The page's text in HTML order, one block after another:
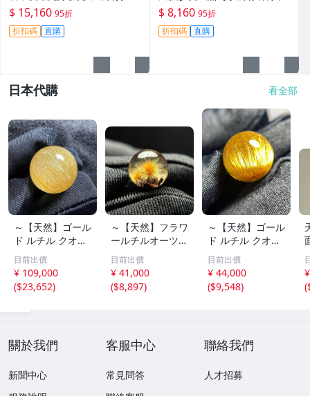
手鐲或掛件 #翡翠 #冰種翡翠
#A貨翡翠
$ 15,160 95折
折扣碼 直購
取牌子 天然A貨緬甸翡翠原石
7斤白臘沙皮晴底肉質細潤 7斤
木那天然A貨緬甸翡翠原石 白
$ 8,160 95折
折扣碼 直購
日本代購 看全部
～【天然】ゴール
ド ルチル クオー
ツ 丸玉 18.2mm
8.5g
目前出價
¥ 109,000
($23,652)
～【天然】フラワ
ールチルオーツ
丸玉 10.5mm 1.6
g
目前出價
¥ 41,000
($8,897)
～【天然】ゴール
ド ルチル クオー
ツ 丸玉 13.7mm
3.7g
目前出價
¥ 44,000
($9,548)
(
關於我們
新聞中心
客服中心
常見問答
聯絡我們
人才招募